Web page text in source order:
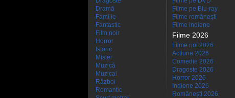
Dramă
Familie
Fantastic
Film noir
Horror
Istoric
Mister
Muzică
Muzical
Război
Romantic
Filme pe Blu-ray
Filme româneşti
Filme indiene
Filme 2026
Filme noi 2026
Actiune 2026
Comedie 2026
Dragoste 2026
Horror 2026
Indiene 2026
Româneşti 2026